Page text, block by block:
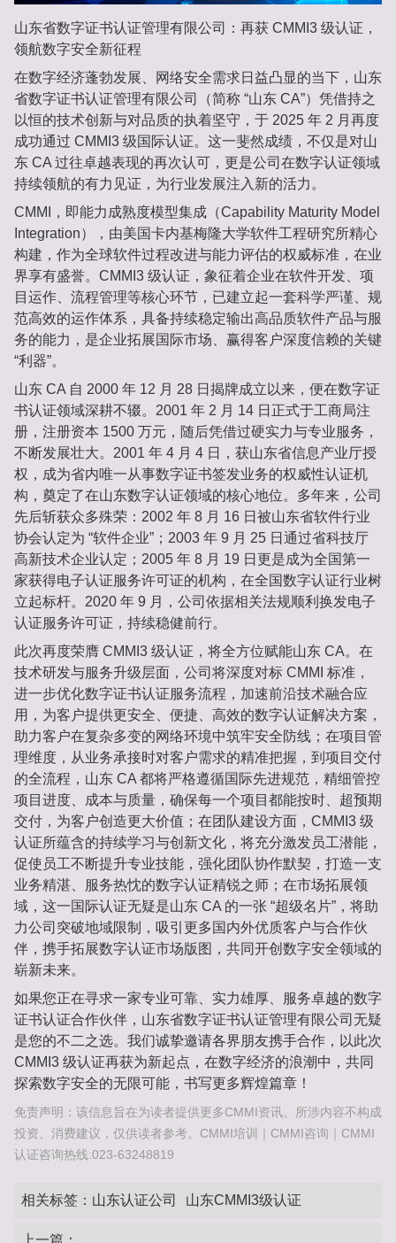
山东省数字证书认证管理有限公司：再获 CMMI3 级认证，
领航数字安全新征程
在数字经济蓬勃发展、网络安全需求日益凸显的当下，山东
省数字证书认证管理有限公司（简称 “山东 CA”）凭借持之
以恒的技术创新与对品质的执着坚守，于 2025 年 2 月再度
成功通过 CMMI3 级国际认证。这一斐然成绩，不仅是对山
东 CA 过往卓越表现的再次认可，更是公司在数字认证领域
持续领航的有力见证，为行业发展注入新的活力。
CMMI，即能力成熟度模型集成（Capability Maturity Model
Integration），由美国卡内基梅隆大学软件工程研究所精心
构建，作为全球软件过程改进与能力评估的权威标准，在业
界享有盛誉。CMMI3 级认证，象征着企业在软件开发、项
目运作、流程管理等核心环节，已建立起一套科学严谨、规
范高效的运作体系，具备持续稳定输出高品质软件产品与服
务的能力，是企业拓展国际市场、赢得客户深度信赖的关键
“利器”。
山东 CA 自 2000 年 12 月 28 日揭牌成立以来，便在数字证
书认证领域深耕不辍。2001 年 2 月 14 日正式于工商局注
册，注册资本 1500 万元，随后凭借过硬实力与专业服务，
不断发展壮大。2001 年 4 月 4 日，获山东省信息产业厅授
权，成为省内唯一从事数字证书签发业务的权威性认证机
构，奠定了在山东数字认证领域的核心地位。多年来，公司
先后斩获众多殊荣：2002 年 8 月 16 日被山东省软件行业
协会认定为 “软件企业”；2003 年 9 月 25 日通过省科技厅
高新技术企业认定；2005 年 8 月 19 日更是成为全国第一
家获得电子认证服务许可证的机构，在全国数字认证行业树
立起标杆。2020 年 9 月，公司依据相关法规顺利换发电子
认证服务许可证，持续稳健前行。
此次再度荣膺 CMMI3 级认证，将全方位赋能山东 CA。在
技术研发与服务升级层面，公司将深度对标 CMMI 标准，
进一步优化数字证书认证服务流程，加速前沿技术融合应
用，为客户提供更安全、便捷、高效的数字认证解决方案，
助力客户在复杂多变的网络环境中筑牢安全防线；在项目管
理维度，从业务承接时对客户需求的精准把握，到项目交付
的全流程，山东 CA 都将严格遵循国际先进规范，精细管控
项目进度、成本与质量，确保每一个项目都能按时、超预期
交付，为客户创造更大价值；在团队建设方面，CMMI3 级
认证所蕴含的持续学习与创新文化，将充分激发员工潜能，
促使员工不断提升专业技能，强化团队协作默契，打造一支
业务精湛、服务热忱的数字认证精锐之师；在市场拓展领
域，这一国际认证无疑是山东 CA 的一张 “超级名片”，将助
力公司突破地域限制，吸引更多国内外优质客户与合作伙
伴，携手拓展数字认证市场版图，共同开创数字安全领域的
崭新未来。
如果您正在寻求一家专业可靠、实力雄厚、服务卓越的数字
证书认证合作伙伴，山东省数字证书认证管理有限公司无疑
是您的不二之选。我们诚挚邀请各界朋友携手合作，以此次
CMMI3 级认证再获为新起点，在数字经济的浪潮中，共同
探索数字安全的无限可能，书写更多辉煌篇章！
免责声明：该信息旨在为读者提供更多CMMI资讯。所涉内容不构成
投资、消费建议，仅供读者参考。CMMI培训｜CMMI咨询｜CMMI
认证咨询热线:023-63248819
相关标签： 山东认证公司 山东CMMI3级认证
上一篇：